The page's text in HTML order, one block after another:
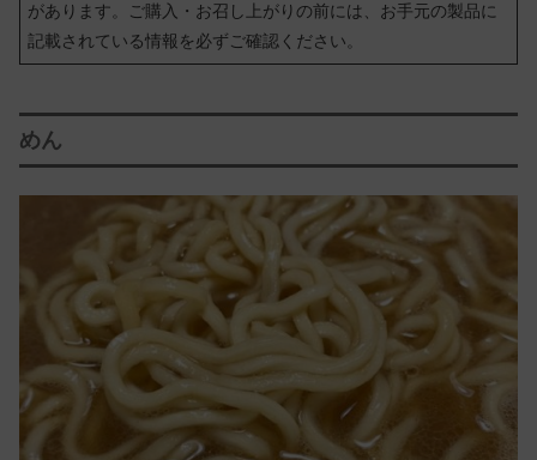
があります。ご購入・お召し上がりの前には、お手元の製品に
記載されている情報を必ずご確認ください。
めん